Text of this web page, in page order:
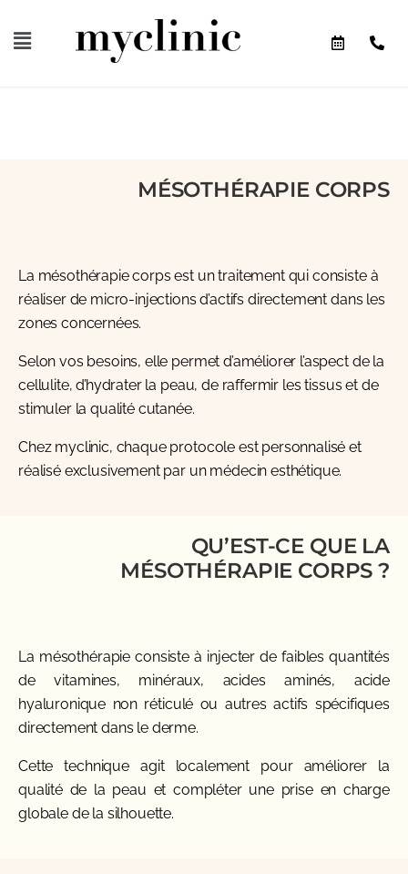
MÉSOTHÉRAPIE CORPS
La mésothérapie corps est un traitement qui consiste à
réaliser de micro-injections d’actifs directement dans les
zones concernées.
Selon vos besoins, elle permet d’améliorer l’aspect de la
cellulite, d’hydrater la peau, de raffermir les tissus et de
stimuler la qualité cutanée.
Chez myclinic, chaque protocole est personnalisé et
réalisé exclusivement par un médecin esthétique.
QU’EST-CE QUE LA
MÉSOTHÉRAPIE CORPS ?
La mésothérapie consiste à injecter de faibles quantités
de vitamines, minéraux, acides aminés, acide
hyaluronique non réticulé ou autres actifs spécifiques
directement dans le derme.
Cette technique agit localement pour améliorer la
qualité de la peau et compléter une prise en charge
globale de la silhouette.